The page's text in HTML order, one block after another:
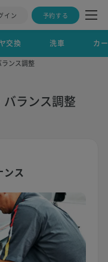
イン 予約する
交換 洗車 カ
ンス調整
ランス調整
ンス